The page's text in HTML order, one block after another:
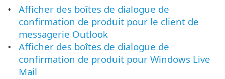
Afficher des boîtes de dialogue de
confirmation de produit pour le client de
messagerie Outlook
Afficher des boîtes de dialogue de
confirmation de produit pour Windows Live
Mail